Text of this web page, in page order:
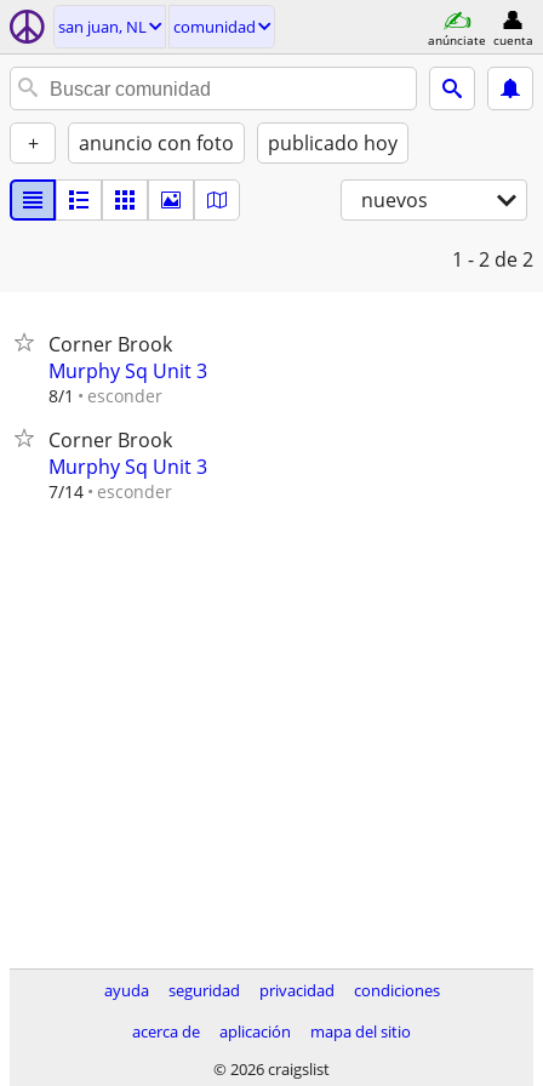
san juan, NL comunidad
anúnciate cuenta
+ anuncio con foto publicado hoy
nuevos
1 - 2 de 2
Corner Brook
Murphy Sq Unit 3
8/1 esconder
Corner Brook
Murphy Sq Unit 3
7/14 esconder
ayuda seguridad privacidad
condiciones
acerca de
aplicación
mapa del sitio
© 2026 craigslist